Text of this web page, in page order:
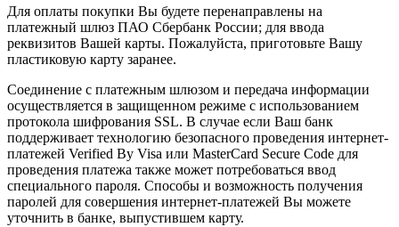
Для оплаты покупки Вы будете перенаправлены на
платежный шлюз ПАО Сбербанк России; для ввода
реквизитов Вашей карты. Пожалуйста, приготовьте Вашу
пластиковую карту заранее.
Соединение с платежным шлюзом и передача информации
осуществляется в защищенном режиме с использованием
протокола шифрования SSL. В случае если Ваш банк
поддерживает технологию безопасного проведения интернет-
платежей Verified By Visa или MasterCard Secure Code для
проведения платежа также может потребоваться ввод
специального пароля. Способы и возможность получения
паролей для совершения интернет-платежей Вы можете
уточнить в банке, выпустившем карту.